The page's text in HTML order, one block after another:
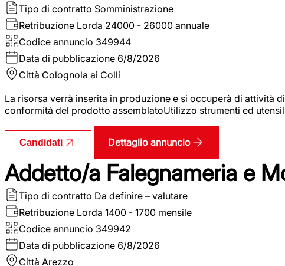
Tipo di contratto Somministrazione
Retribuzione Lorda 24000 - 26000 annuale
Codice annuncio 349944
Data di pubblicazione 6/8/2026
Città Colognola ai Colli
La risorsa verrà inserita in produzione e si occuperà di
conformità del prodotto assemblatoUtilizzo strumenti ed
Candidati Dettaglio annuncio
Addetto/a Falegnameria e
Tipo di contratto Da definire – valutare
Retribuzione Lorda 1400 - 1700 mensile
Codice annuncio 349942
Data di pubblicazione 6/8/2026
Città Arezzo